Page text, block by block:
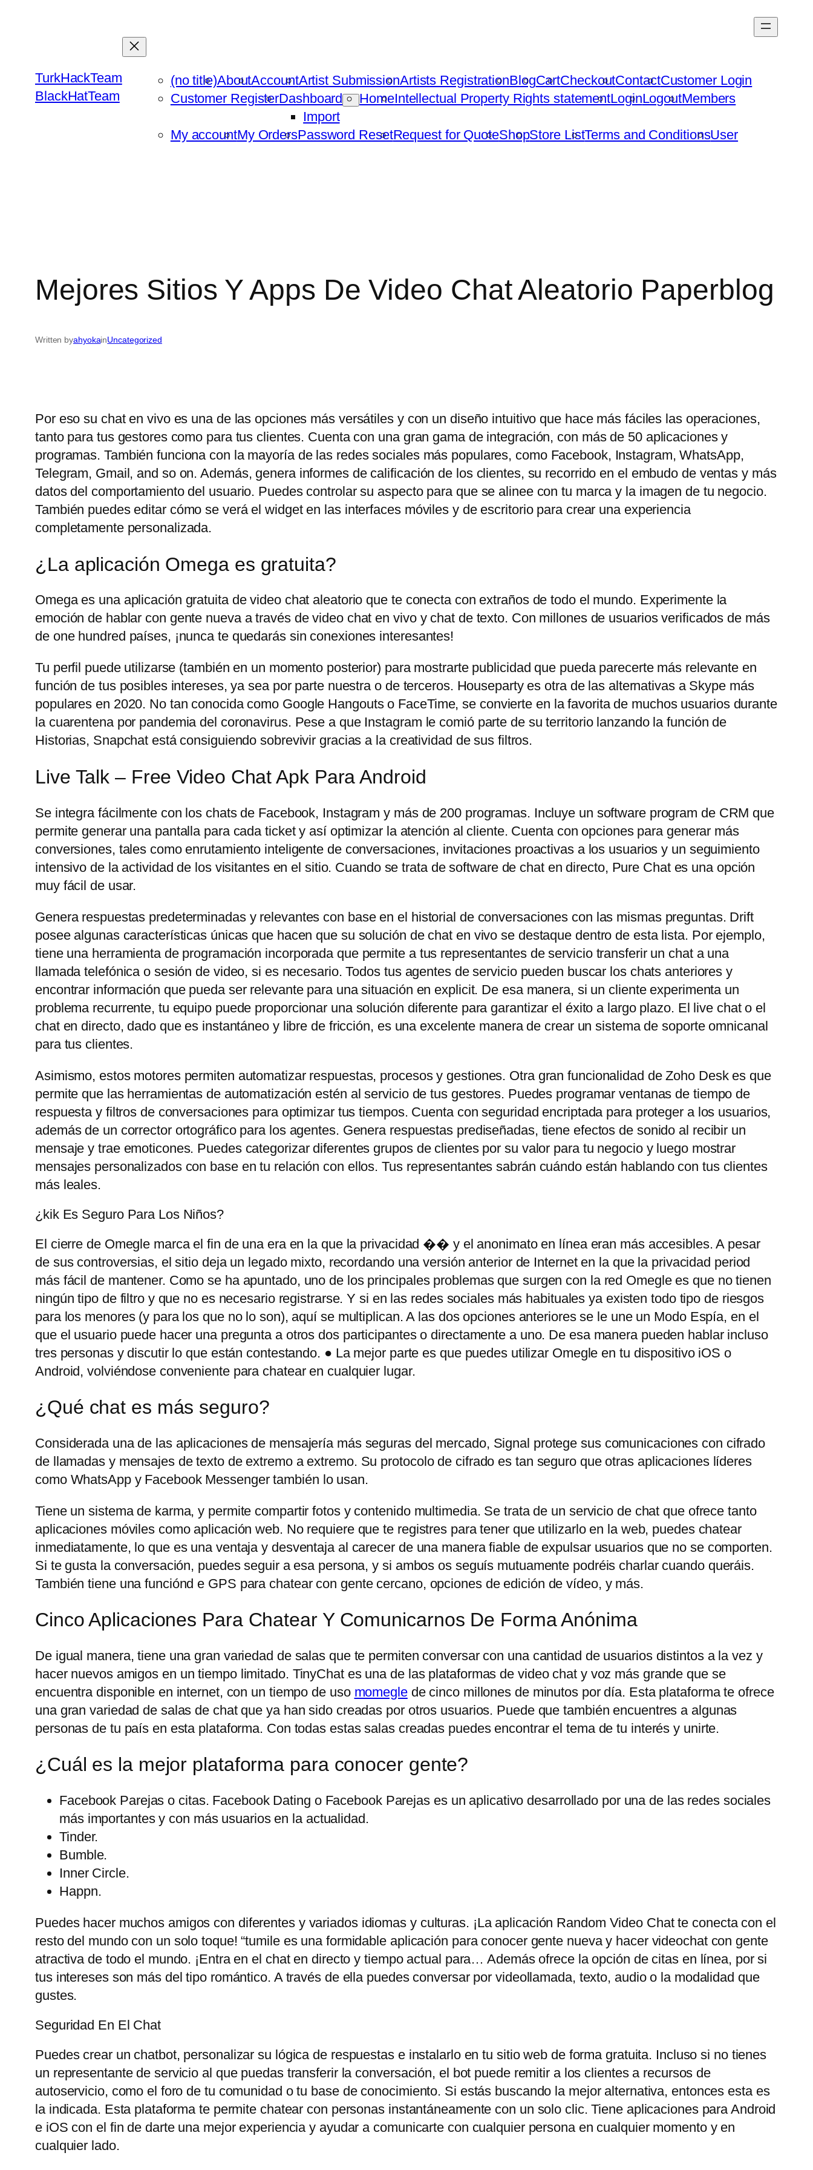
TurkHackTeam
BlackHatTeam
(no title)AboutAccountArtist SubmissionArtists RegistrationBlogCartCheckoutContactCustomer Login
Customer RegisterDashboard
Import
HomeIntellectual Property Rights statementLoginLogoutMembers
My accountMy OrdersPassword ResetRequest for QuoteShopStore ListTerms and ConditionsUser
Mejores Sitios Y Apps De Video Chat Aleatorio Paperblog
Written byahyokainUncategorized
Por eso su chat en vivo es una de las opciones más versátiles y con un diseño intuitivo que hace más fáciles las operaciones,
tanto para tus gestores como para tus clientes. Cuenta con una gran gama de integración, con más de 50 aplicaciones y
programas. También funciona con la mayoría de las redes sociales más populares, como Facebook, Instagram, WhatsApp,
Telegram, Gmail, and so on. Además, genera informes de calificación de los clientes, su recorrido en el embudo de ventas y más
datos del comportamiento del usuario. Puedes controlar su aspecto para que se alinee con tu marca y la imagen de tu negocio.
También puedes editar cómo se verá el widget en las interfaces móviles y de escritorio para crear una experiencia
completamente personalizada.
¿La aplicación Omega es gratuita?
Omega es una aplicación gratuita de video chat aleatorio que te conecta con extraños de todo el mundo. Experimente la
emoción de hablar con gente nueva a través de video chat en vivo y chat de texto. Con millones de usuarios verificados de más
de one hundred países, ¡nunca te quedarás sin conexiones interesantes!
Tu perfil puede utilizarse (también en un momento posterior) para mostrarte publicidad que pueda parecerte más relevante en
función de tus posibles intereses, ya sea por parte nuestra o de terceros. Houseparty es otra de las alternativas a Skype más
populares en 2020. No tan conocida como Google Hangouts o FaceTime, se convierte en la favorita de muchos usuarios durante
la cuarentena por pandemia del coronavirus. Pese a que Instagram le comió parte de su territorio lanzando la función de
Historias, Snapchat está consiguiendo sobrevivir gracias a la creatividad de sus filtros.
Live Talk – Free Video Chat Apk Para Android
Se integra fácilmente con los chats de Facebook, Instagram y más de 200 programas. Incluye un software program de CRM que
permite generar una pantalla para cada ticket y así optimizar la atención al cliente. Cuenta con opciones para generar más
conversiones, tales como enrutamiento inteligente de conversaciones, invitaciones proactivas a los usuarios y un seguimiento
intensivo de la actividad de los visitantes en el sitio. Cuando se trata de software de chat en directo, Pure Chat es una opción
muy fácil de usar.
Genera respuestas predeterminadas y relevantes con base en el historial de conversaciones con las mismas preguntas. Drift
posee algunas características únicas que hacen que su solución de chat en vivo se destaque dentro de esta lista. Por ejemplo,
tiene una herramienta de programación incorporada que permite a tus representantes de servicio transferir un chat a una
llamada telefónica o sesión de video, si es necesario. Todos tus agentes de servicio pueden buscar los chats anteriores y
encontrar información que pueda ser relevante para una situación en explicit. De esa manera, si un cliente experimenta un
problema recurrente, tu equipo puede proporcionar una solución diferente para garantizar el éxito a largo plazo. El live chat o el
chat en directo, dado que es instantáneo y libre de fricción, es una excelente manera de crear un sistema de soporte omnicanal
para tus clientes.
Asimismo, estos motores permiten automatizar respuestas, procesos y gestiones. Otra gran funcionalidad de Zoho Desk es que
permite que las herramientas de automatización estén al servicio de tus gestores. Puedes programar ventanas de tiempo de
respuesta y filtros de conversaciones para optimizar tus tiempos. Cuenta con seguridad encriptada para proteger a los usuarios,
además de un corrector ortográfico para los agentes. Genera respuestas prediseñadas, tiene efectos de sonido al recibir un
mensaje y trae emoticones. Puedes categorizar diferentes grupos de clientes por su valor para tu negocio y luego mostrar
mensajes personalizados con base ​​en tu relación con ellos. Tus representantes sabrán cuándo están hablando con tus clientes
más leales.
¿kik Es Seguro Para Los Niños?
El cierre de Omegle marca el fin de una era en la que la privacidad �� y el anonimato en línea eran más accesibles. A pesar
de sus controversias, el sitio deja un legado mixto, recordando una versión anterior de Internet en la que la privacidad period
más fácil de mantener. Como se ha apuntado, uno de los principales problemas que surgen con la red Omegle es que no tienen
ningún tipo de filtro y que no es necesario registrarse. Y si en las redes sociales más habituales ya existen todo tipo de riesgos
para los menores (y para los que no lo son), aquí se multiplican. A las dos opciones anteriores se le une un Modo Espía, en el
que el usuario puede hacer una pregunta a otros dos participantes o directamente a uno. De esa manera pueden hablar incluso
tres personas y discutir lo que están contestando. ● La mejor parte es que puedes utilizar Omegle en tu dispositivo iOS o
Android, volviéndose conveniente para chatear en cualquier lugar.
¿Qué chat es más seguro?
Considerada una de las aplicaciones de mensajería más seguras del mercado, Signal protege sus comunicaciones con cifrado
de llamadas y mensajes de texto de extremo a extremo. Su protocolo de cifrado es tan seguro que otras aplicaciones líderes
como WhatsApp y Facebook Messenger también lo usan.
Tiene un sistema de karma, y permite compartir fotos y contenido multimedia. Se trata de un servicio de chat que ofrece tanto
aplicaciones móviles como aplicación web. No requiere que te registres para tener que utilizarlo en la web, puedes chatear
inmediatamente, lo que es una ventaja y desventaja al carecer de una manera fiable de expulsar usuarios que no se comporten.
Si te gusta la conversación, puedes seguir a esa persona, y si ambos os seguís mutuamente podréis charlar cuando queráis.
También tiene una funciónd e GPS para chatear con gente cercano, opciones de edición de vídeo, y más.
Cinco Aplicaciones Para Chatear Y Comunicarnos De Forma Anónima
De igual manera, tiene una gran variedad de salas que te permiten conversar con una cantidad de usuarios distintos a la vez y
hacer nuevos amigos en un tiempo limitado. TinyChat es una de las plataformas de video chat y voz más grande que se
encuentra disponible en internet, con un tiempo de uso momeglede cinco millones de minutos por día. Esta plataforma te ofrece
una gran variedad de salas de chat que ya han sido creadas por otros usuarios. Puede que también encuentres a algunas
personas de tu país en esta plataforma. Con todas estas salas creadas puedes encontrar el tema de tu interés y unirte.
¿Cuál es la mejor plataforma para conocer gente?
Facebook Parejas o citas. Facebook Dating o Facebook Parejas es un aplicativo desarrollado por una de las redes sociales
más importantes y con más usuarios en la actualidad.
Tinder.
Bumble.
Inner Circle.
Happn.
Puedes hacer muchos amigos con diferentes y variados idiomas y culturas. ¡La aplicación Random Video Chat te conecta con el
resto del mundo con un solo toque! “tumile es una formidable aplicación para conocer gente nueva y hacer videochat con gente
atractiva de todo el mundo. ¡Entra en el chat en directo y tiempo actual para… Además ofrece la opción de citas en línea, por si
tus intereses son más del tipo romántico. A través de ella puedes conversar por videollamada, texto, audio o la modalidad que
gustes.
Seguridad En El Chat
Puedes crear un chatbot, personalizar su lógica de respuestas e instalarlo en tu sitio web de forma gratuita. Incluso si no tienes
un representante de servicio al que puedas transferir la conversación, el bot puede remitir a los clientes a recursos de
autoservicio, como el foro de tu comunidad o tu base de conocimiento. Si estás buscando la mejor alternativa, entonces esta es
la indicada. Esta plataforma te permite chatear con personas instantáneamente con un solo clic. Tiene aplicaciones para Android
e iOS con el fin de darte una mejor experiencia y ayudar a comunicarte con cualquier persona en cualquier momento y en
cualquier lado.